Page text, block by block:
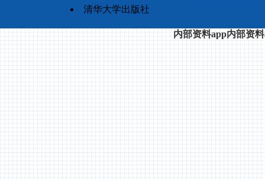
清华大学出版社
内部资料app内部资